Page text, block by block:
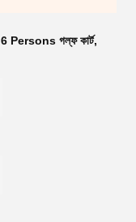
6 Persons গল্ফ কার্ট,